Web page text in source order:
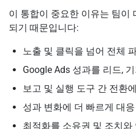
이 통합이 중요한 이유는 팀이
되기 때문입니다:
노출 및 클릭을 넘어 전체
Google Ads 성과를 리드,
보고 및 실행 도구 간 전환
성과 변화에 더 빠르게 대응
최적화를 소유권 및 조치와